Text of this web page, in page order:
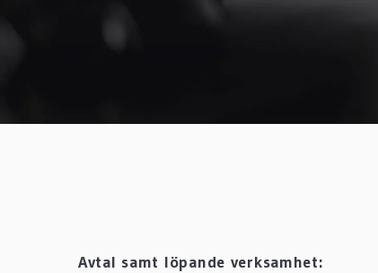
Avtal samt löpande verksamhet: